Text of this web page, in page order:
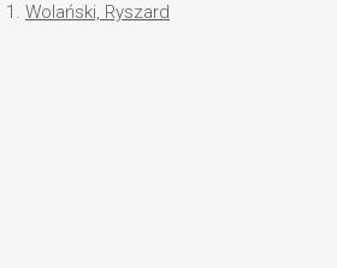
1. Wolański, Ryszard